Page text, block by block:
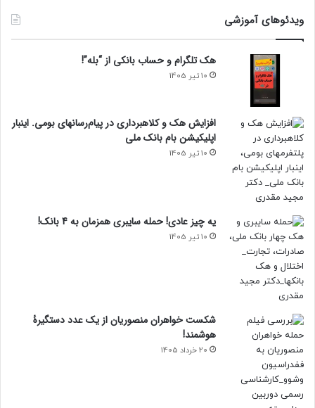
ویدئوهای آموزشی
هک تلگرام و حساب بانکی از “بله”!
10 تیر 1405
افزایش هک و کلاهبرداری در پیام‌رسانهای بومی. اینبار
اپلیکیشن بام‌ بانک ملی
10 تیر 1405
یه چیز عادی! حمله سایبری همزمان به 4 بانک!
10 تیر 1405
شکست خواهران منصوریان از یک عدد دستگیرۀ
هوشمند!
20 خرداد 1405